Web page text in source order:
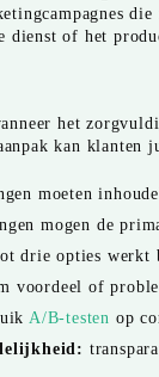
die
of het
het
kan
moeten
mogen de
drie opties werkt
voordeel of
A/B-testen op